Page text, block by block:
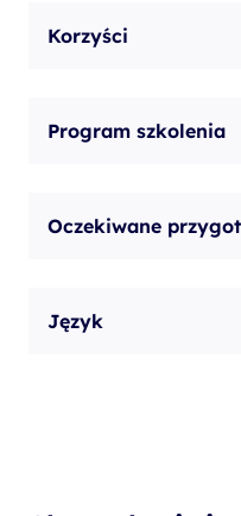
Korzyści
Program szkolenia
Oczekiwane
Język